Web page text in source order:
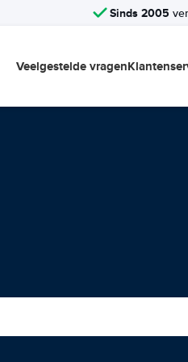
Sinds 2005
Veelgestelde vragen